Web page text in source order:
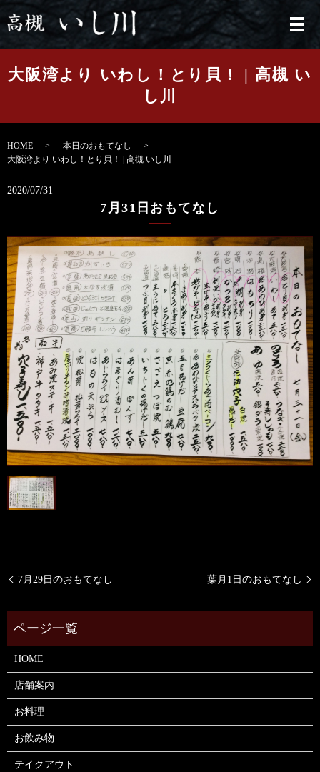
メ
大阪湾より いわし！とり貝！ | 高槻 い
し川
HOME
本日のおもてなし
大阪湾より いわし！とり貝！ | 高槻 いし川
2020/07/31
7月31日おもてなし
7月29日のおもてなし 葉月1日のおもてなし
HOME
店舗案内
お料理
お飲み物
テイクアウト